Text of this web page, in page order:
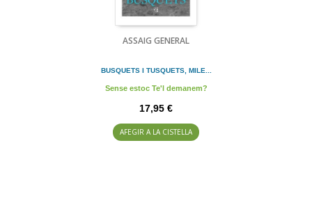
ASSAIG GENERAL
BUSQUETS I TUSQUETS, MILE...
Sense estoc Te'l demanem?
17,95 €
AFEGIR A LA CISTELLA